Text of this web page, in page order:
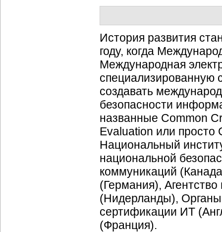
История развития
году, когда
Международная
специализированную
создавать
безопасности
названные Common
Evaluation или просто
Национальный
национальной
коммуникаций
(Германия),
(Нидерланды),
сертификации ИТ
(Франция).